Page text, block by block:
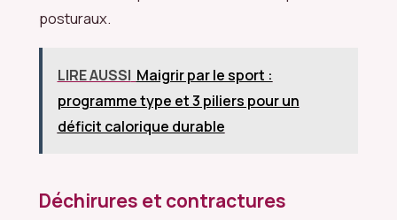
posturaux.
LIRE AUSSI Maigrir par le sport :
programme type et 3 piliers pour un
déficit calorique durable
Déchirures et contractures